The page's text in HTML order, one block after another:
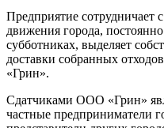
Предприятие сотрудничает
движения города,
субботниках, выделяет
доставки собранных
«Грин».
Сдатчиками ООО «Грин»
частные предприниматели